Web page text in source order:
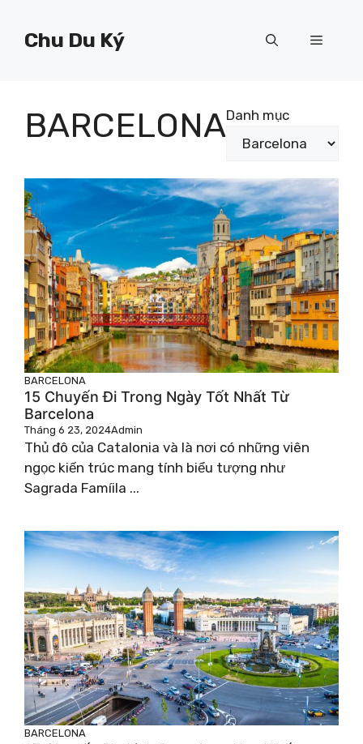
Chu Du Ký Menu
BARCELONADanh mục
BARCELONA
15 Chuyến Đi Trong Ngày Tốt Nhất Từ ​​
Barcelona
Tháng 6 23, 2024Admin
Thủ đô của Catalonia và là nơi có những viên
ngọc kiến ​​trúc mang tính biểu tượng như
Sagrada Famíila ...
BARCELONA